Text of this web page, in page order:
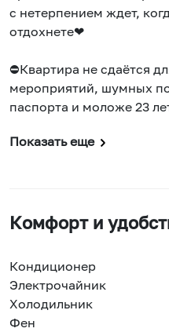
с нетерпением ждет,
отдохнете❤
⛔Квартира не сдаётся
мероприятий, шумных
паспорта и моложе 23
Показать еще
Комфорт и
Кондиционер
Электрочайник
Холодильник
Фен